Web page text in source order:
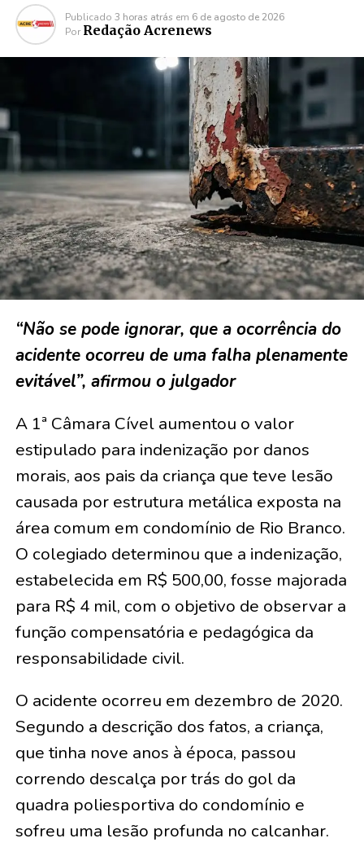
Publicado 3 horas atrás em 6 de agosto de 2026
Por Redação Acrenews
“Não se pode ignorar, que a ocorrência do
acidente ocorreu de uma falha plenamente
evitável”, afirmou o julgador
A 1ª Câmara Cível aumentou o valor
estipulado para indenização por danos
morais, aos pais da criança que teve lesão
causada por estrutura metálica exposta na
área comum em condomínio de Rio Branco.
O colegiado determinou que a indenização,
estabelecida em R$ 500,00, fosse majorada
para R$ 4 mil, com o objetivo de observar a
função compensatória e pedagógica da
responsabilidade civil.
O acidente ocorreu em dezembro de 2020.
Segundo a descrição dos fatos, a criança,
que tinha nove anos à época, passou
correndo descalça por trás do gol da
quadra poliesportiva do condomínio e
sofreu uma lesão profunda no calcanhar.